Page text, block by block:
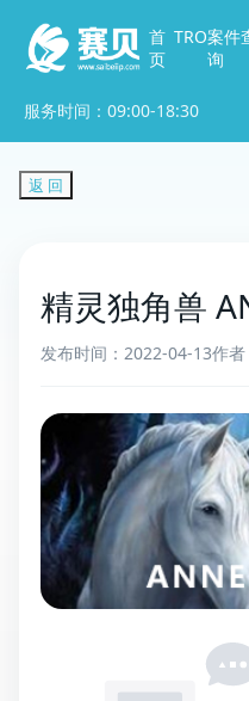
首
页
TRO案件
询
服务时间：09:00-18:30
返 回
精灵独角兽
发布时间：2022-04-13作